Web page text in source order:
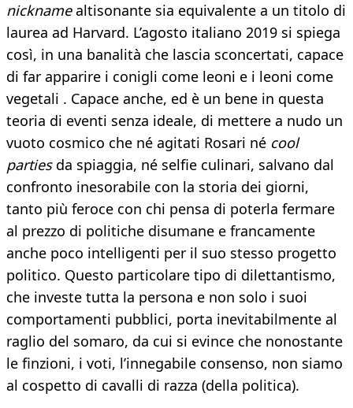
nicknamealtisonante sia equivalente a un titolo di
laurea ad Harvard. L’agosto italiano 2019 si spiega
così, in una banalità che lascia sconcertati, capace
di far apparire i conigli come leoni e i leoni come
vegetali . Capace anche, ed è un bene in questa
teoria di eventi senza ideale, di mettere a nudo un
vuoto cosmico che né agitati Rosari né cool
partiesda spiaggia, né selfie culinari, salvano dal
confronto inesorabile con la storia dei giorni,
tanto più feroce con chi pensa di poterla fermare
al prezzo di politiche disumane e francamente
anche poco intelligenti per il suo stesso progetto
politico. Questo particolare tipo di dilettantismo,
che investe tutta la persona e non solo i suoi
comportamenti pubblici, porta inevitabilmente al
raglio del somaro, da cui si evince che nonostante
le finzioni, i voti, l’innegabile consenso, non siamo
al cospetto di cavalli di razza (della politica).